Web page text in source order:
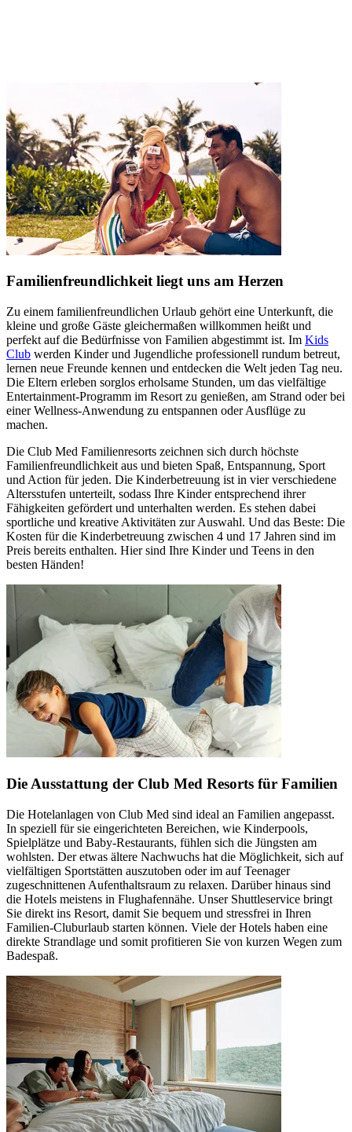
Familienfreundlichkeit liegt uns am Herzen
Zu einem familienfreundlichen Urlaub gehört eine Unterkunft, die
kleine und große Gäste gleichermaßen willkommen heißt und
perfekt auf die Bedürfnisse von Familien abgestimmt ist. Im Kids
Club werden Kinder und Jugendliche professionell rundum betreut,
lernen neue Freunde kennen und entdecken die Welt jeden Tag neu.
Die Eltern erleben sorglos erholsame Stunden, um das vielfältige
Entertainment-Programm im Resort zu genießen, am Strand oder bei
einer Wellness-Anwendung zu entspannen oder Ausflüge zu
machen.
Die Club Med Familienresorts zeichnen sich durch höchste
Familienfreundlichkeit aus und bieten Spaß, Entspannung, Sport
und Action für jeden. Die Kinderbetreuung ist in vier verschiedene
Altersstufen unterteilt, sodass Ihre Kinder entsprechend ihrer
Fähigkeiten gefördert und unterhalten werden. Es stehen dabei
sportliche und kreative Aktivitäten zur Auswahl. Und das Beste: Die
Kosten für die Kinderbetreuung zwischen 4 und 17 Jahren sind im
Preis bereits enthalten. Hier sind Ihre Kinder und Teens in den
besten Händen!
Die Ausstattung der Club Med Resorts für Familien
Die Hotelanlagen von Club Med sind ideal an Familien angepasst.
In speziell für sie eingerichteten Bereichen, wie Kinderpools,
Spielplätze und Baby-Restaurants, fühlen sich die Jüngsten am
wohlsten. Der etwas ältere Nachwuchs hat die Möglichkeit, sich auf
vielfältigen Sportstätten auszutoben oder im auf Teenager
zugeschnittenen Aufenthaltsraum zu relaxen. Darüber hinaus sind
die Hotels meistens in Flughafennähe. Unser Shuttleservice bringt
Sie direkt ins Resort, damit Sie bequem und stressfrei in Ihren
Familien-Cluburlaub starten können. Viele der Hotels haben eine
direkte Strandlage und somit profitieren Sie von kurzen Wegen zum
Badespaß.